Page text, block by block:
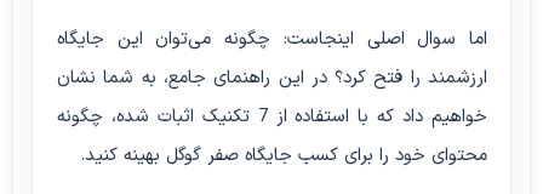
اما سوال اصلی اینجاست: چگونه می‌توان این جایگاه
ارزشمند را فتح کرد؟در این راهنمای جامع، به شما نشان
خواهیم داد که با استفاده از 7 تکنیک اثبات شده، چگونه
محتوای خود را برای کسب جایگاه صفر گوگل بهینه کنید.